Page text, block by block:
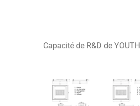
Capacité de R&D de YOUTH